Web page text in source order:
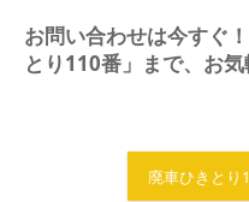
お問い合わせは今すぐ！
とり110番」まで、お気
廃車ひきとり